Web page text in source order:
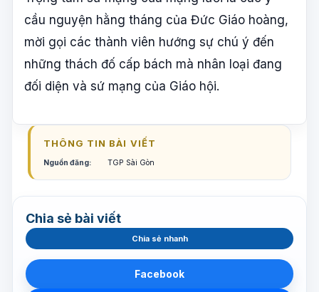
cầu nguyện hằng tháng của Đức Giáo hoàng,
mời gọi các thành viên hướng sự chú ý đến
những thách đố cấp bách mà nhân loại đang
đối diện và sứ mạng của Giáo hội.
THÔNG TIN BÀI VIẾT
Nguồn đăng: TGP Sài Gòn
Chia sẻ bài viết
Chia sẻ nhanh
Facebook